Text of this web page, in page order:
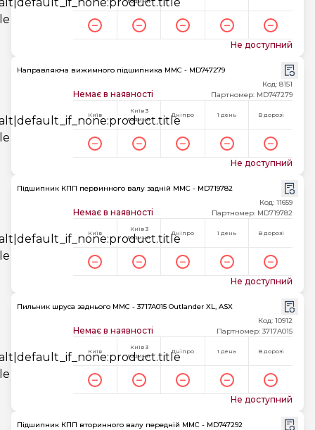
Не доступний
Направляюча вижимного підшипника MMC - MD747279
Немає в наявності
Код: 8151
Партномер: MD747279
Київ
Київ 3
години
Дніпро 1 день В дорозі
Не доступний
Підшипник КПП первинного валу задній MMC - MD719782
Немає в наявності
Код: 11659
Партномер: MD719782
Київ
Київ 3
години
Дніпро 1 день В дорозі
Не доступний
Пильник шруса заднього MMC - 3717A015 Outlander XL, ASX
Немає в наявності
Код: 10912
Партномер: 3717A015
Київ
Київ 3
години
Дніпро 1 день В дорозі
Не доступний
Підшипник КПП вторинного валу передній MMC - MD747292